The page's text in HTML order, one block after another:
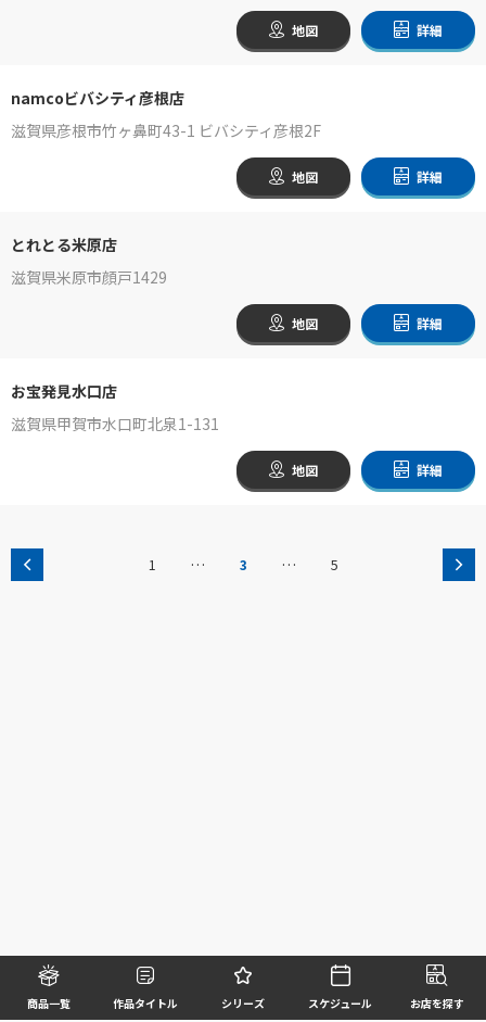
商品一覧 作品タイトル シリーズ スケジュール お店を探す
地図 詳細
namcoビバシティ彦根店
滋賀県彦根市竹ヶ鼻町43-1 ビバシティ彦根2F
地図 詳細
とれとる米原店
滋賀県米原市顔戸1429
地図 詳細
お宝発見水口店
滋賀県甲賀市水口町北泉1-131
地図 詳細
1 … 3 … 5